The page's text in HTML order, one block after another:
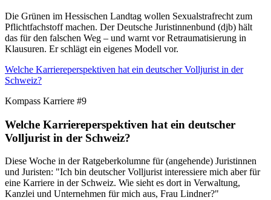
Die Grünen im Hessischen Landtag wollen Sexualstrafrecht zum
Pflichtfachstoff machen. Der Deutsche Juristinnenbund (djb) hält
das für den falschen Weg – und warnt vor Retraumatisierung in
Klausuren. Er schlägt ein eigenes Modell vor.
Welche Karriereperspektiven hat ein deutscher Volljurist in der
Schweiz?
Kompass Karriere #9
Welche Karriereperspektiven hat ein deutscher
Volljurist in der Schweiz?
Diese Woche in der Ratgeberkolumne für (angehende) Juristinnen
und Juristen: "Ich bin deutscher Volljurist interessiere mich aber für
eine Karriere in der Schweiz. Wie sieht es dort in Verwaltung,
Kanzlei und Unternehmen für mich aus, Frau Lindner?"